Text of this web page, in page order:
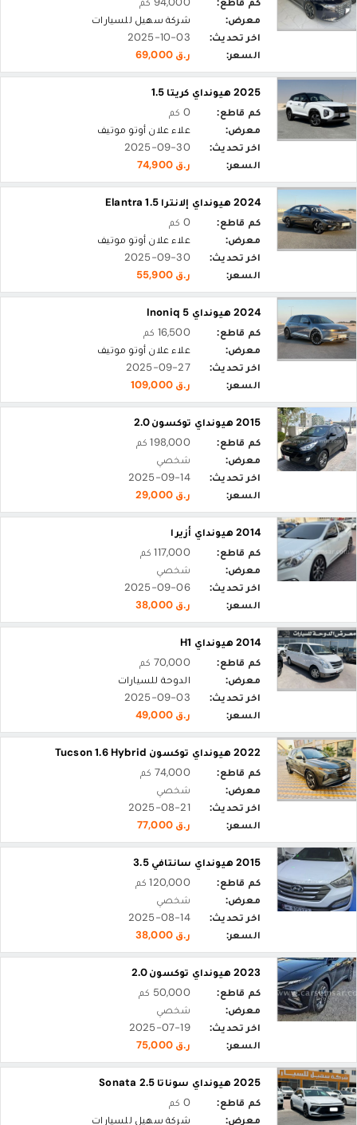
معرض:
شركة سهيل للسيارات
اخر تحديث:
2025-10-03
السعر:
ر.ق 69,000
2025 هيونداي كريتا 1.5
كم قاطع:
0 كم
معرض:
علاء علان أوتو موتيف
اخر تحديث:
2025-09-30
السعر:
ر.ق 74,900
2024 هيونداي إلانترا Elantra 1.5
كم قاطع:
0 كم
معرض:
علاء علان أوتو موتيف
اخر تحديث:
2025-09-30
السعر:
ر.ق 55,900
2024 هيونداي Inoniq 5
كم قاطع:
16,500 كم
معرض:
علاء علان أوتو موتيف
اخر تحديث:
2025-09-27
السعر:
ر.ق 109,000
2015 هيونداي توكسون 2.0
كم قاطع:
198,000 كم
معرض:
شخصي
اخر تحديث:
2025-09-14
السعر:
ر.ق 29,000
2014 هيونداي أزيرا
كم قاطع:
117,000 كم
معرض:
شخصي
اخر تحديث:
2025-09-06
السعر:
ر.ق 38,000
2014 هيونداي H1
كم قاطع:
70,000 كم
معرض:
الدوحة للسيارات
اخر تحديث:
2025-09-03
السعر:
ر.ق 49,000
2022 هيونداي توكسون Tucson 1.6 Hybrid
كم قاطع:
74,000 كم
معرض:
شخصي
اخر تحديث:
2025-08-21
السعر:
ر.ق 77,000
2015 هيونداي سانتافي 3.5
كم قاطع:
120,000 كم
معرض:
شخصي
اخر تحديث:
2025-08-14
السعر:
ر.ق 38,000
2023 هيونداي توكسون 2.0
كم قاطع:
50,000 كم
معرض:
شخصي
اخر تحديث:
2025-07-19
السعر:
ر.ق 75,000
2025 هيونداي سوناتا Sonata 2.5
كم قاطع:
0 كم
معرض:
شركة سهيل للسيارات